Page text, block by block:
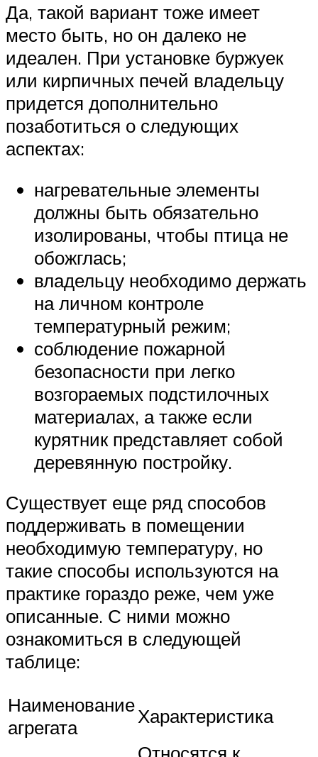
Да, такой вариант тоже имеет
место быть, но он далеко не
идеален. При установке буржуек
или кирпичных печей владельцу
придется дополнительно
позаботиться о следующих
аспектах:
нагревательные элементы
должны быть обязательно
изолированы, чтобы птица не
обожглась;
владельцу необходимо держать
на личном контроле
температурный режим;
соблюдение пожарной
безопасности при легко
возгораемых подстилочных
материалах, а также если
курятник представляет собой
деревянную постройку.
Существует еще ряд способов
поддерживать в помещении
необходимую температуру, но
такие способы используются на
практике гораздо реже, чем уже
описанные. С ними можно
ознакомиться в следующей
таблице:
Наименование
агрегата
Характеристика